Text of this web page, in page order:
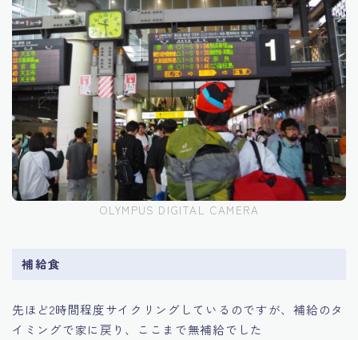
OLYMPUS DIGITAL CAMERA
補給食
先ほど2時間程度サイクリングしているのですが、補給のタ
イミングで家に戻り、ここまで無補給でした